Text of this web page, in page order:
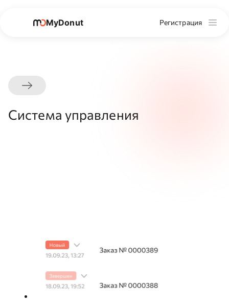
MyDonut Регистрация
Система управления